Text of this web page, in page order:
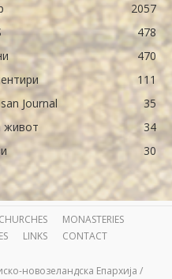
2057
478
470
111
Journal
35
живот
34
30
CHURCHES
MONASTERIES
LINKS CONTACT
новозеландска Епархија /